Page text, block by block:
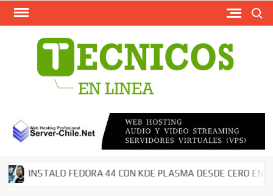
Saltar
en
FEDORA 44 CON KDE PLASMA DESDE CERO EN MI